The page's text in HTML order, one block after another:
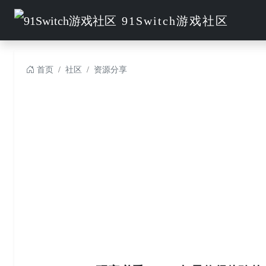
91Switch游戏社区
首页 社区 资源分享